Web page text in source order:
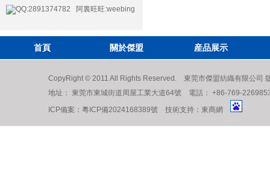
QQ:2891374782 阿裏旺旺:weebing
首頁 關於傑盟 産品展示
CopyRight © 2011 All Rights Reserved. 東莞市傑盟紡織有限公司
地址： 東莞市東城街道周屋工業大道64號 電話： +86-769-
ICP備案： 粵ICP備2024168389號 技術支持： 東商網